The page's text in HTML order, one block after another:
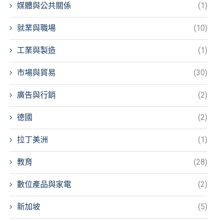
媒體與公共關係 (1)
就業與職場 (10)
工業與製造 (1)
市場與貿易 (30)
廣告與行銷 (2)
德國 (2)
拉丁美洲 (1)
教育 (28)
數位產品與家電 (2)
新加坡 (5)